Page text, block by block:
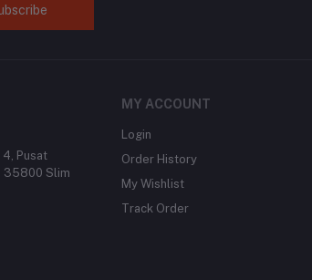
4, Pusat
35800 Slim
MY ACCOUNT
Login
Order History
My Wishlist
Track Order